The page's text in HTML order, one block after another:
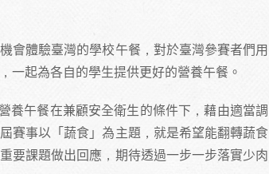
會體驗臺灣的學校午餐，對於臺灣參賽者們用
一起為各自的學生提供更好的營養午餐。
養午餐在兼顧安全衛生的條件下，藉由適當調
賽事以「蔬食」為主題，就是希望能翻轉蔬食
要課題做出回應，期待透過一步一步落實少肉